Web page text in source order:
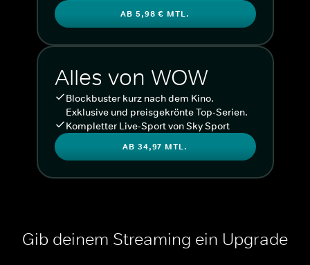
AB 5,98 € MTL.
Alles von WOW
Blockbuster kurz nach dem Kino.
Exklusive und preisgekrönte Top-Serien.
Kompletter Live-Sport von Sky Sport
AB 34,97 MTL.
Gib deinem Streaming ein Upgrade